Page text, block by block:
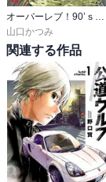
山口かつみ
関連する作品